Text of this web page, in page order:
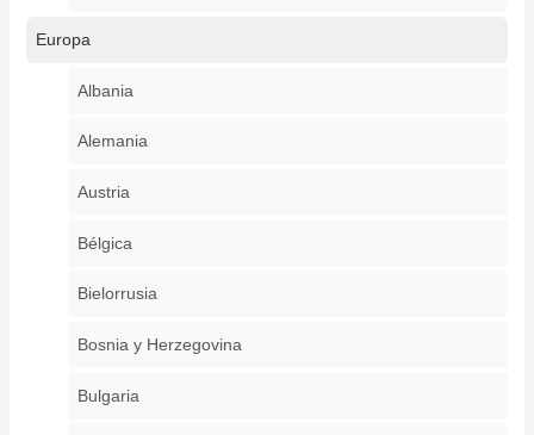
Europa
Albania
Alemania
Austria
Bélgica
Bielorrusia
Bosnia y Herzegovina
Bulgaria